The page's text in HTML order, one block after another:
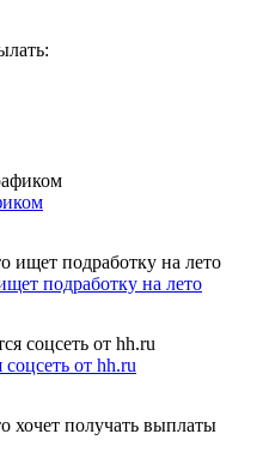
подработку на лето
от hh.ru